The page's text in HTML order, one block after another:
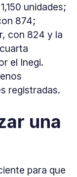
unidades;
874;
con 824 y la
el Inegi.
registradas.
una
para que